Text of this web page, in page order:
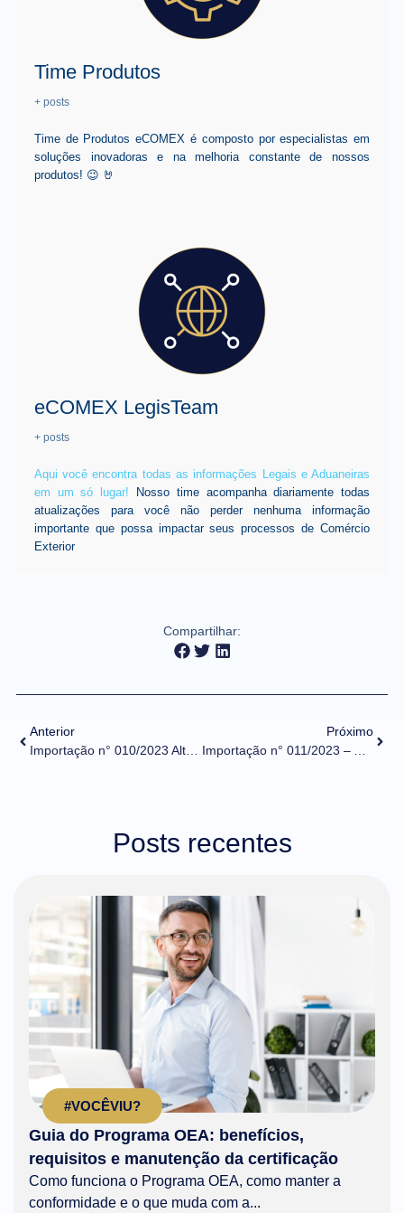
Time Produtos
+ posts
Time de Produtos eCOMEX é composto por especialistas em
soluções inovadoras e na melhoria constante de nossos
produtos! 😉 🤘
eCOMEX LegisTeam
+ posts
Aqui você encontra todas as informações Legais e Aduaneiras
em um só lugar! Nosso time acompanha diariamente todas
atualizações para você não perder nenhuma informação
importante que possa impactar seus processos de Comércio
Exterior
Compartilhar:
Anterior
Importação n° 010/2023 Alteração de tratamento administrativo – MD
Próximo
Importação n° 011/2023 – Alteração de tratamento administrativo – DFPC
Posts recentes
#VOCÊVIU?
Guia do Programa OEA: benefícios,
requisitos e manutenção da certificação
Como funciona o Programa OEA, como manter a
conformidade e o que muda com a...